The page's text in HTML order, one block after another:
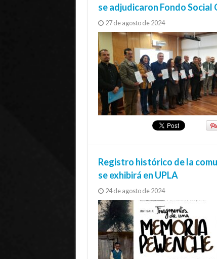
se adjudicaron Fondo Social
27 de agosto de 2024
Registro histórico de la
se exhibirá en UPLA
24 de agosto de 2024